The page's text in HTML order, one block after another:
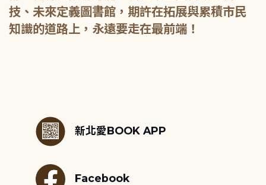
技、未來定義圖書館，期許在拓展與累積市民
知識的道路上，永遠要走在最前端！
新北愛BOOK APP
Facebook